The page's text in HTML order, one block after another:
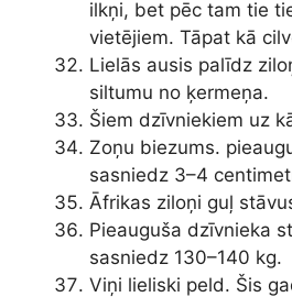
ilkņi, bet pēc tam tie
vietējiem. Tāpat kā
Lielās ausis palīdz
siltumu no ķermeņa.
Šiem dzīvniekiem uz
Zoņu biezums.
sasniedz 3–4
Āfrikas ziloņi guļ
Pieauguša dzīvnieka
sasniedz 130–140 kg.
Viņi lieliski peld. Šis